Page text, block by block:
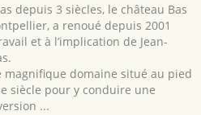
depuis 3 siècles, le château Bas
a renoué depuis 2001
et à l’implication de Jean-
magnifique domaine situé au pied
siècle pour y conduire une
...